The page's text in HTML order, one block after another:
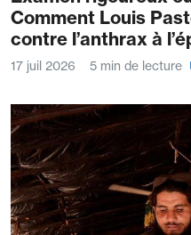
Comment Louis
contre l’anthrax à
17 juil 2026 5 min de lecture